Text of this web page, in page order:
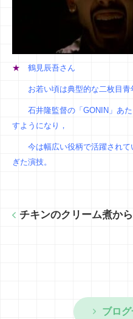
★ 鶴見辰吾さん
お若い頃は典型的な二枚目青
石井隆監督の「GONIN」あた
すようになり，
今は幅広い役柄で活躍されて
ぎた演技。
チキンのクリーム煮か
ブロ